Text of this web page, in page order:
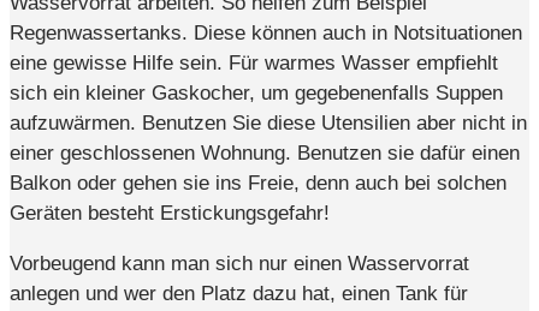
Regenwassertanks. Diese können auch in Notsituationen
eine gewisse Hilfe sein. Für warmes Wasser empfiehlt
sich ein kleiner Gaskocher, um gegebenenfalls Suppen
aufzuwärmen. Benutzen Sie diese Utensilien aber nicht in
einer geschlossenen Wohnung. Benutzen sie dafür einen
Balkon oder gehen sie ins Freie, denn auch bei solchen
Geräten besteht Erstickungsgefahr!
Vorbeugend kann man sich nur einen Wasservorrat
anlegen und wer den Platz dazu hat, einen Tank für